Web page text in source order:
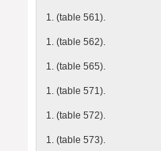
1. (table 561).
1. (table 562).
1. (table 565).
1. (table 571).
1. (table 572).
1. (table 573).